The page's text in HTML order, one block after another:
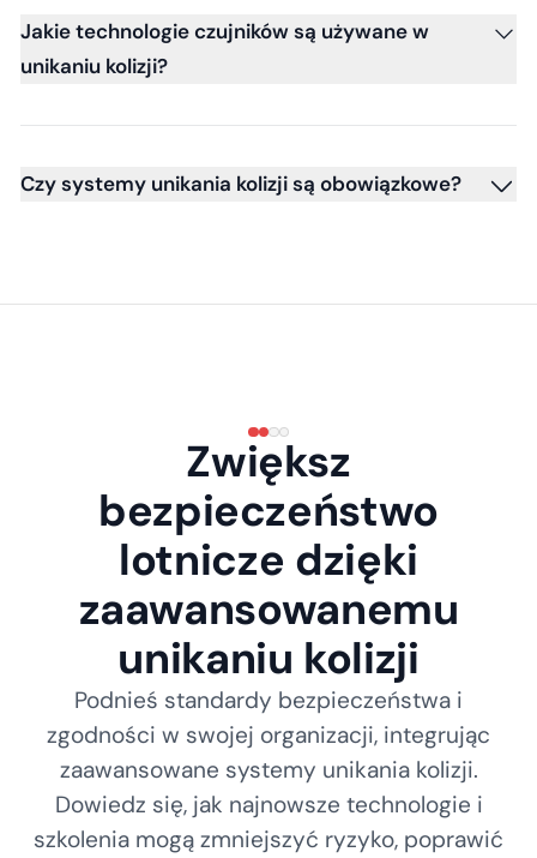
Jakie technologie czujników są używane w
unikaniu kolizji?
Czy systemy unikania kolizji są obowiązkowe?
Zwiększ
bezpieczeństwo
lotnicze dzięki
zaawansowanemu
unikaniu kolizji
Podnieś standardy bezpieczeństwa i
zgodności w swojej organizacji, integrując
zaawansowane systemy unikania kolizji.
Dowiedz się, jak najnowsze technologie i
szkolenia mogą zmniejszyć ryzyko, poprawić